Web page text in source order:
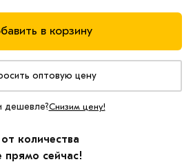
в корзину
оптовую цену
дешевле?Снизим цену!
количества
прямо сейчас!